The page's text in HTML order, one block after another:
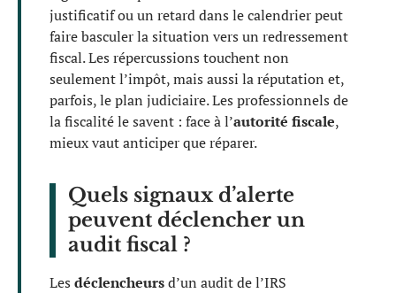
justificatif ou un retard dans le calendrier peut
faire basculer la situation vers un redressement
fiscal. Les répercussions touchent non
seulement l’impôt, mais aussi la réputation et,
parfois, le plan judiciaire. Les professionnels de
la fiscalité le savent : face à l’autorité fiscale,
mieux vaut anticiper que réparer.
Quels signaux d’alerte
peuvent déclencher un
audit fiscal ?
Les déclencheursd’un audit de l’IRS